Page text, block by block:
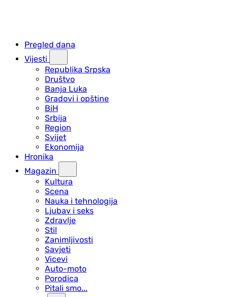
Pregled dana
Vijesti
Republika Srpska
Društvo
Banja Luka
Gradovi i opštine
BiH
Srbija
Region
Svijet
Ekonomija
Hronika
Magazin
Kultura
Scena
Nauka i tehnologija
Ljubav i seks
Zdravlje
Stil
Zanimljivosti
Savjeti
Vicevi
Auto-moto
Porodica
Pitali smo...